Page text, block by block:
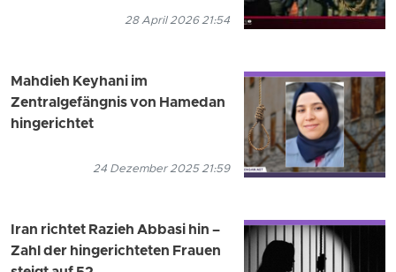
28 April 2026 21:54
Mahdieh Keyhani im
Zentralgefängnis von Hamedan
hingerichtet
24 Dezember 2025 21:59
Iran richtet Razieh Abbasi hin –
Zahl der hingerichteten Frauen